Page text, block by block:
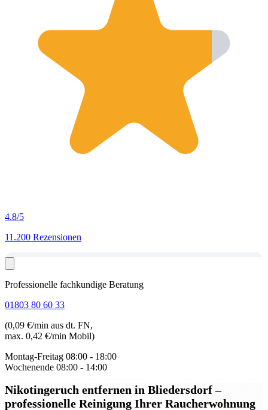
4.8/5
11.200 Rezensionen
Professionelle fachkundige Beratung
01803 80 60 33
(0,09 €/min aus dt. FN,
max. 0,42 €/min Mobil)
Montag-Freitag 08:00 - 18:00
Wochenende 08:00 - 14:00
Nikotingeruch entfernen in Bliedersdorf–
professionelle Reinigung Ihrer Raucherwohnung